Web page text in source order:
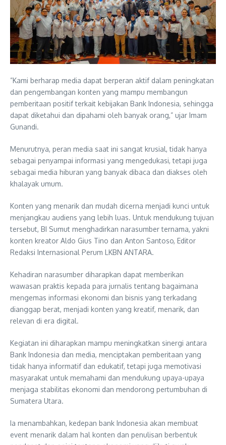
”Kami berharap media dapat berperan aktif dalam peningkatan
dan pengembangan konten yang mampu membangun
pemberitaan positif terkait kebijakan Bank Indonesia, sehingga
dapat diketahui dan dipahami oleh banyak orang,” ujar Imam
Gunandi.
Menurutnya, peran media saat ini sangat krusial, tidak hanya
sebagai penyampai informasi yang mengedukasi, tetapi juga
sebagai media hiburan yang banyak dibaca dan diakses oleh
khalayak umum.
Konten yang menarik dan mudah dicerna menjadi kunci untuk
menjangkau audiens yang lebih luas. Untuk mendukung tujuan
tersebut, BI Sumut menghadirkan narasumber ternama, yakni
konten kreator Aldo Gius Tino dan Anton Santoso, Editor
Redaksi Internasional Perum LKBN ANTARA.
Kehadiran narasumber diharapkan dapat memberikan
wawasan praktis kepada para jurnalis tentang bagaimana
mengemas informasi ekonomi dan bisnis yang terkadang
dianggap berat, menjadi konten yang kreatif, menarik, dan
relevan di era digital.
Kegiatan ini diharapkan mampu meningkatkan sinergi antara
Bank Indonesia dan media, menciptakan pemberitaan yang
tidak hanya informatif dan edukatif, tetapi juga memotivasi
masyarakat untuk memahami dan mendukung upaya-upaya
menjaga stabilitas ekonomi dan mendorong pertumbuhan di
Sumatera Utara.
Ia menambahkan, kedepan bank Indonesia akan membuat
event menarik dalam hal konten dan penulisan berbentuk